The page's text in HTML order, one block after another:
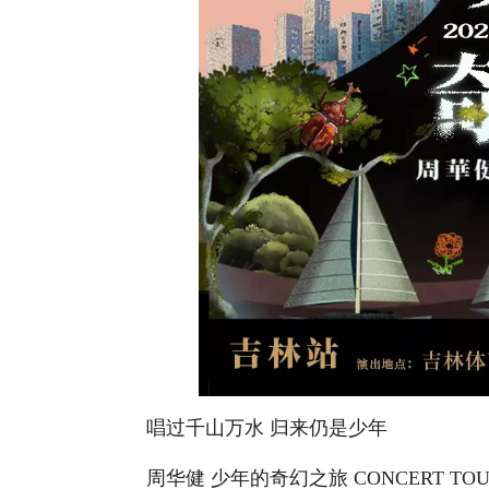
唱过千山万水 归来仍是少年
周华健 少年的奇幻之旅 CONCERT